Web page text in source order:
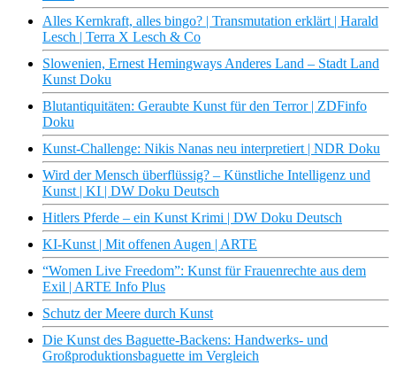
Alles Kernkraft, alles bingo? | Transmutation erklärt | Harald
Lesch | Terra X Lesch & Co
Slowenien, Ernest Hemingways Anderes Land – Stadt Land
Kunst Doku
Blutantiquitäten: Geraubte Kunst für den Terror | ZDFinfo
Doku
Kunst-Challenge: Nikis Nanas neu interpretiert | NDR Doku
Wird der Mensch überflüssig? – Künstliche Intelligenz und
Kunst | KI | DW Doku Deutsch
Hitlers Pferde – ein Kunst Krimi | DW Doku Deutsch
KI-Kunst | Mit offenen Augen | ARTE
“Women Live Freedom”: Kunst für Frauenrechte aus dem
Exil | ARTE Info Plus
Schutz der Meere durch Kunst
Die Kunst des Baguette-Backens: Handwerks- und
Großproduktionsbaguette im Vergleich